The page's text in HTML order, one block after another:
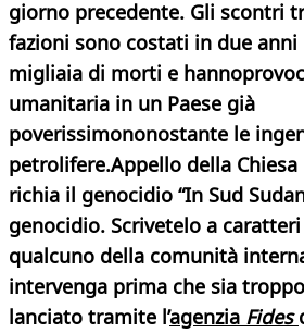
giorno precedente. Gli scontri
fazioni sono costati in due anni
migliaia di morti e
umanitaria in un Paese già
poverissimononostante le
petrolifere.Appello della Chiesa
richia il genocidio “In Sud
genocidio. Scrivetelo a
qualcuno della comunità
intervenga prima che sia troppo
lanciato tramite l’agenzia Fides